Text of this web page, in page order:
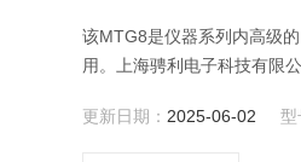
该MTG8是仪器系列内高级
用。上海骋利电子科技有限
更新日期： 2025-06-02 型